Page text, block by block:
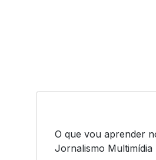
O que vou aprender
Jornalismo Multimídia